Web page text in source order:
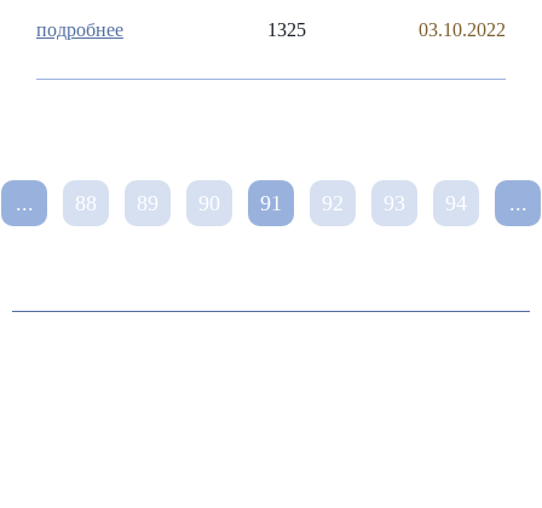
1325 03.10.2022
... 88 89 90 91 92 93 94 ...